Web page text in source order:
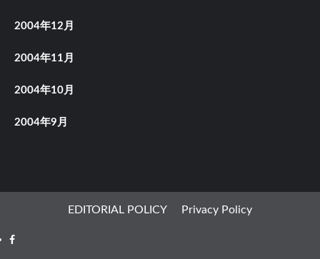
2004年12月
2004年11月
2004年10月
2004年9月
EDITORIAL POLICY Privacy Policy
Facebook